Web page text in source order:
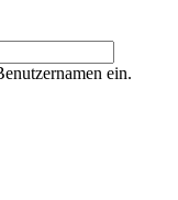
ein.